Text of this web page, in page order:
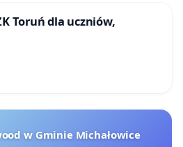
Toruń dla uczniów,
w Gminie Michałowice